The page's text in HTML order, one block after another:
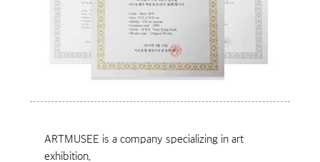
ARTMUSEE is a company specializing in art
exhibition.